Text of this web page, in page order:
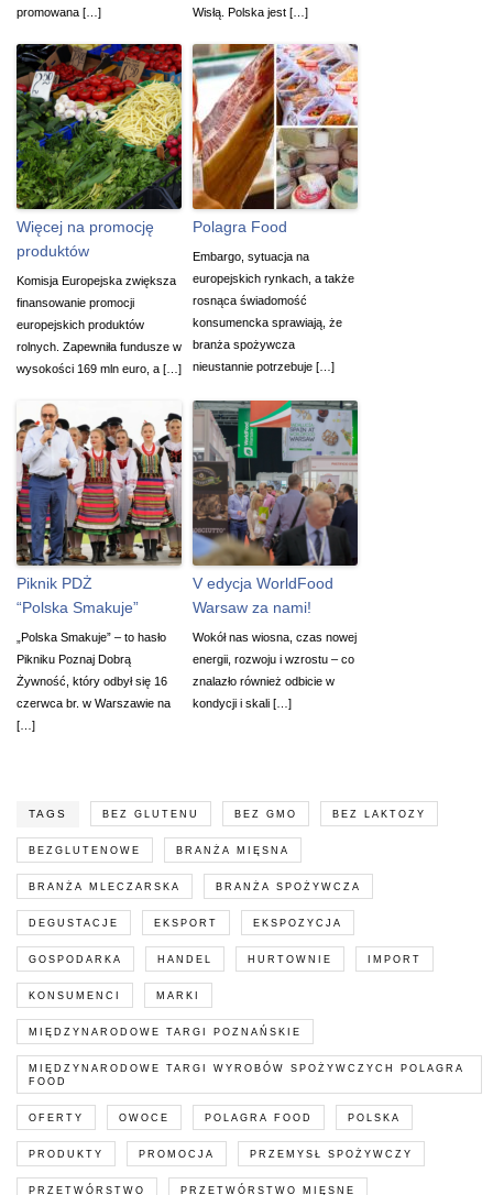
promowana […]
Wisłą. Polska jest […]
Więcej na promocję
produktów
Komisja Europejska zwiększa
finansowanie promocji
europejskich produktów
rolnych. Zapewniła fundusze w
wysokości 169 mln euro, a […]
Polagra Food
Embargo, sytuacja na
europejskich rynkach, a także
rosnąca świadomość
konsumencka sprawiają, że
branża spożywcza
nieustannie potrzebuje […]
Piknik PDŻ
“Polska Smakuje”
„Polska Smakuje” – to hasło
Pikniku Poznaj Dobrą
Żywność, który odbył się 16
czerwca br. w Warszawie na
[…]
V edycja WorldFood
Warsaw za nami!
Wokół nas wiosna, czas nowej
energii, rozwoju i wzrostu – co
znalazło również odbicie w
kondycji i skali […]
TAGS BEZ GLUTENU BEZ GMO BEZ LAKTOZY
BEZGLUTENOWE BRANŻA MIĘSNA
BRANŻA MLECZARSKA BRANŻA SPOŻYWCZA
DEGUSTACJE EKSPORT EKSPOZYCJA
GOSPODARKA HANDEL HURTOWNIE IMPORT
KONSUMENCI MARKI
MIĘDZYNARODOWE TARGI POZNAŃSKIE
MIĘDZYNARODOWE TARGI WYROBÓW SPOŻYWCZYCH POLAGRA
FOOD
OFERTY OWOCE POLAGRA FOOD POLSKA
PRODUKTY PROMOCJA PRZEMYSŁ SPOŻYWCZY
PRZETWÓRSTWO PRZETWÓRSTWO MIĘSNE